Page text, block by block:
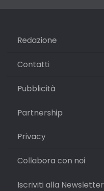
Redazione
Contatti
Pubblicità
Partnership
Privacy
Collabora con noi
Iscriviti alla Newsletter